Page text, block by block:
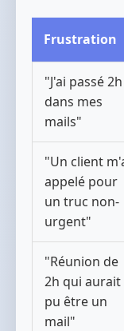
Frustration
"J'ai passé 2h
dans mes
mails"
"Un client
appelé pour
un truc non-
urgent"
"Réunion de
2h qui aurait
pu être un
mail"